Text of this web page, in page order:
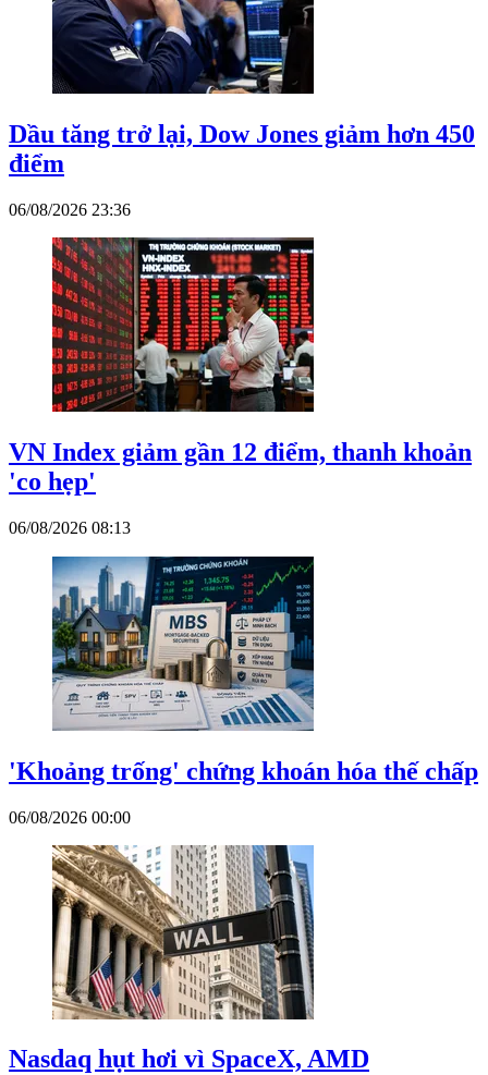
Dầu tăng trở lại, Dow Jones giảm hơn 450
điểm
06/08/2026 23:36
VN Index giảm gần 12 điểm, thanh khoản
'co hẹp'
06/08/2026 08:13
'Khoảng trống' chứng khoán hóa thế chấp
06/08/2026 00:00
Nasdaq hụt hơi vì SpaceX, AMD